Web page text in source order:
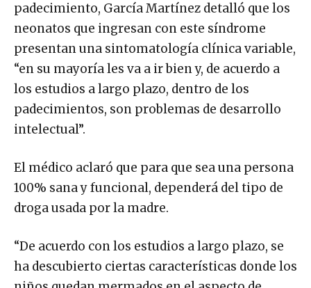
padecimiento, García Martínez detalló que los
neonatos que ingresan con este síndrome
presentan una sintomatología clínica variable,
“en su mayoría les va a ir bien y, de acuerdo a
los estudios a largo plazo, dentro de los
padecimientos, son problemas de desarrollo
intelectual”.
El médico aclaró que para que sea una persona
100% sana y funcional, dependerá del tipo de
droga usada por la madre.
“De acuerdo con los estudios a largo plazo, se
ha descubierto ciertas características donde los